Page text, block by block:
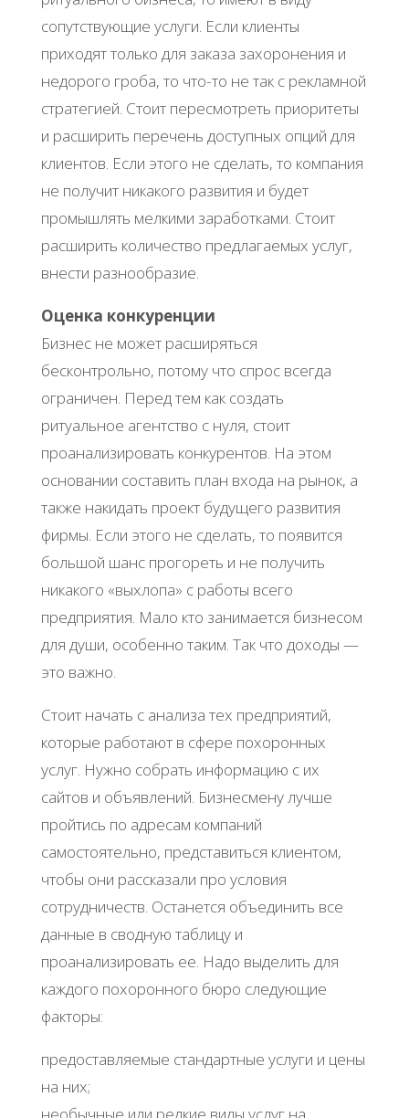
сопутствующие услуги. Если клиенты
приходят только для заказа захоронения и
недорого гроба, то что-то не так с рекламной
стратегией. Стоит пересмотреть приоритеты
и расширить перечень доступных опций для
клиентов. Если этого не сделать, то компания
не получит никакого развития и будет
промышлять мелкими заработками. Стоит
расширить количество предлагаемых услуг,
внести разнообразие.
Оценка конкуренции
Бизнес не может расширяться
бесконтрольно, потому что спрос всегда
ограничен. Перед тем как создать
ритуальное агентство с нуля, стоит
проанализировать конкурентов. На этом
основании составить план входа на рынок, а
также накидать проект будущего развития
фирмы. Если этого не сделать, то появится
большой шанс прогореть и не получить
никакого «выхлопа» с работы всего
предприятия. Мало кто занимается бизнесом
для души, особенно таким. Так что доходы —
это важно.
Стоит начать с анализа тех предприятий,
которые работают в сфере похоронных
услуг. Нужно собрать информацию с их
сайтов и объявлений. Бизнесмену лучше
пройтись по адресам компаний
самостоятельно, представиться клиентом,
чтобы они рассказали про условия
сотрудничеств. Останется объединить все
данные в сводную таблицу и
проанализировать ее. Надо выделить для
каждого похоронного бюро следующие
факторы:
предоставляемые стандартные услуги и цены
на них;
необычные или редкие виды услуг на